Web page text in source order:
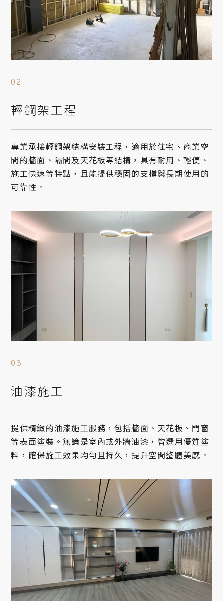
輕鋼架工程
專業承接輕鋼架結構安裝工程，適用於住宅、商業空
間的牆面、隔間及天花板等結構，具有耐用、輕便、
施工快速等特點，且能提供穩固的支撐與長期使用的
可靠性。
油漆施工
提供精緻的油漆施工服務，包括牆面、天花板、門窗
等表面塗裝。無論是室內或外牆油漆，皆選用優質塗
料，確保施工效果均勻且持久，提升空間整體美感。